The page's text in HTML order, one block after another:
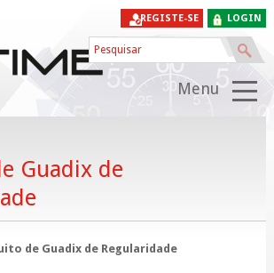
LOGIN
REGISTE-SE
Menu
Guadix de
de Guadix de Regularidade